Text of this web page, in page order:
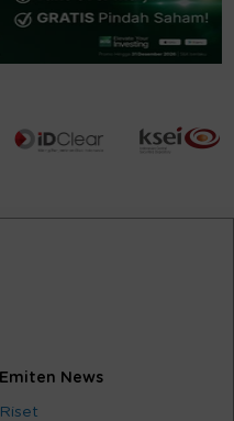
Emiten News
Riset